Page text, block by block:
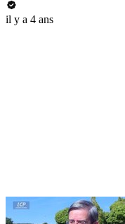
il y a 4 ans